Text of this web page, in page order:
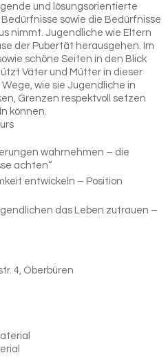
und lösungsorientierte
sowie die Bedürfnisse
nimmt. Jugendliche wie Eltern
der Pubertät herausgehen. Im
schöne Seiten in den Blick
Väter und Mütter in dieser
wie sie Jugendliche in
Grenzen respektvoll setzen
können.
wahrnehmen – die
achten“
entwickeln – Position
das Leben zutrauen –
4, Oberbüren